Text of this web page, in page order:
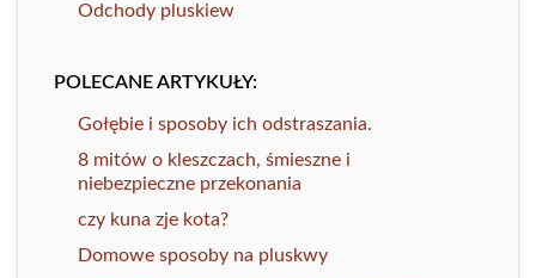
Odchody pluskiew
POLECANE ARTYKUŁY:
Gołębie i sposoby ich odstraszania.
8 mitów o kleszczach, śmieszne i
niebezpieczne przekonania
czy kuna zje kota?
Domowe sposoby na pluskwy